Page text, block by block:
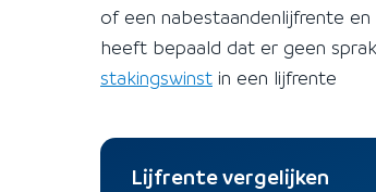
of een nabestaandenlijfrente
heeft bepaald dat er geen
stakingswinst in een lijfrente
Lijfrente vergelijken